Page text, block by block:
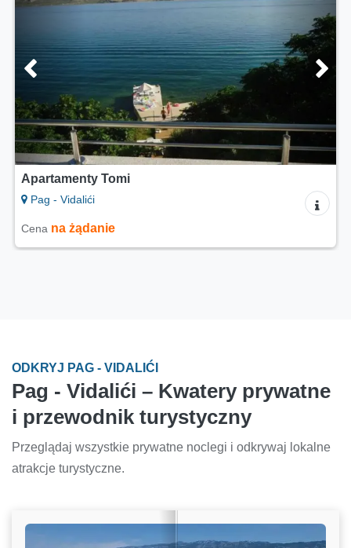
Apartamenty Tomi
Pag - Vidalići
Cenana żądanie
ODKRYJ PAG - VIDALIĆI
Pag - Vidalići – Kwatery prywatne
i przewodnik turystyczny
Przeglądaj wszystkie prywatne noclegi i odkrywaj lokalne
atrakcje turystyczne.